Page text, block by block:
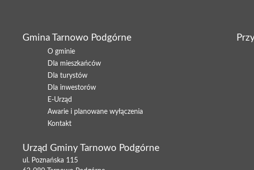
Gmina Tarnowo Podgórne
O gminie
Dla mieszkańców
Dla turystów
Dla inwestorów
E-Urząd
Awarie i planowane wyłączenia
Kontakt
Urząd Gminy Tarnowo Podgórne
ul. Poznańska 115